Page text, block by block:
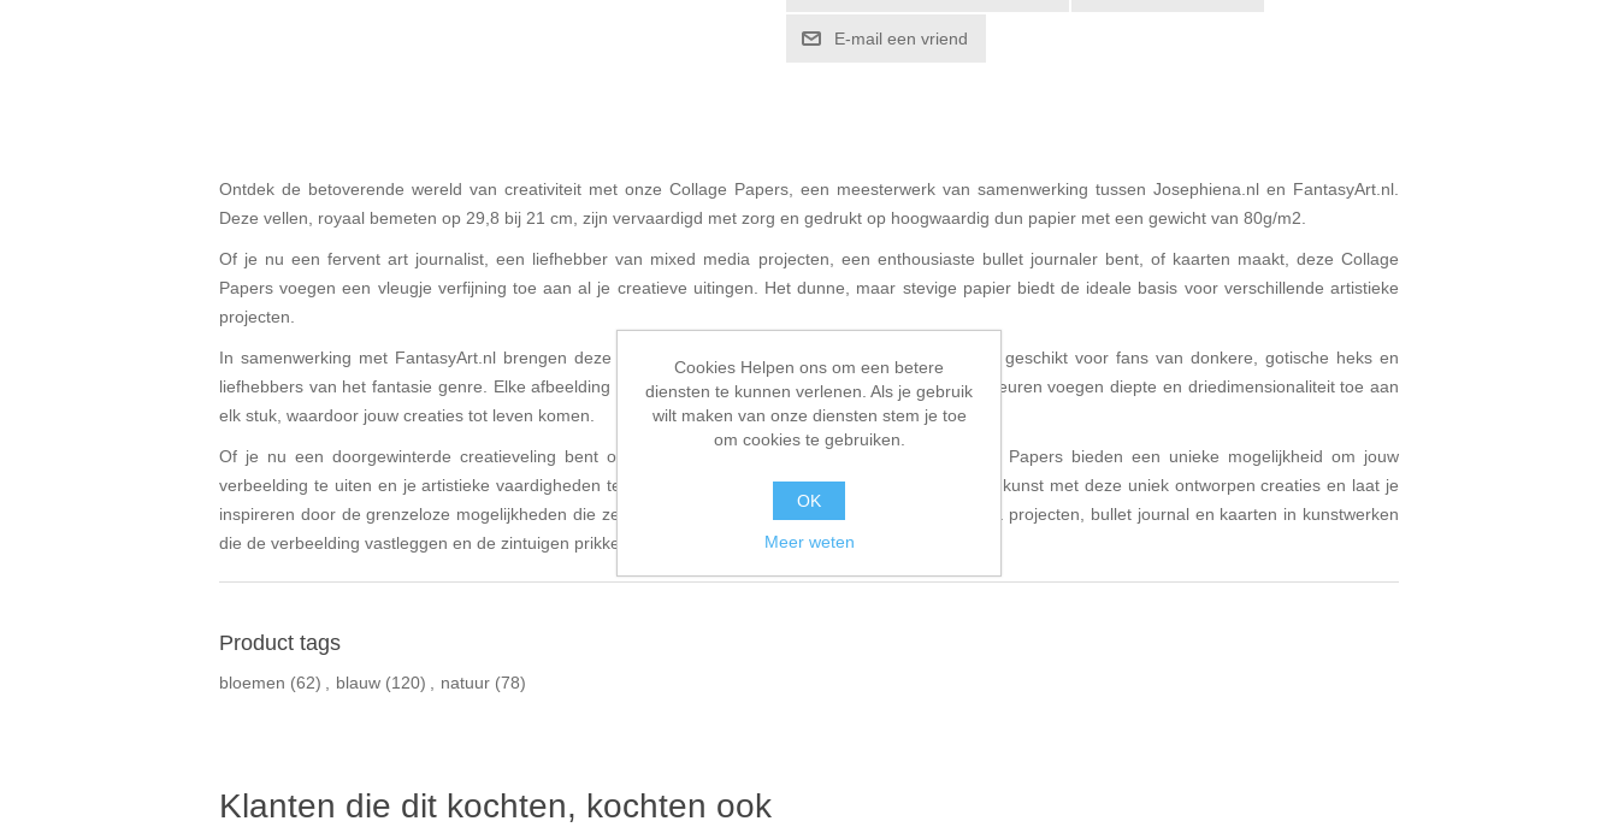
E-mail een vriend
Ontdek de betoverende wereld van creativiteit met onze Collage Papers, een meesterwerk van samenwerking tussen Josephiena.nl en FantasyArt.nl.
Deze vellen, royaal bemeten op 29,8 bij 21 cm, zijn vervaardigd met zorg en gedrukt op hoogwaardig dun papier met een gewicht van 80g/m2.
Of je nu een fervent art journalist, een liefhebber van mixed media projecten, een enthousiaste bullet journaler bent, of kaarten maakt, deze Collage
Papers voegen een vleugje verfijning toe aan al je creatieve uitingen. Het dunne, maar stevige papier biedt de ideale basis voor verschillende artistieke
projecten.
In samenwerking met FantasyArt.nl brengen deze vellen een wereld van fantasie tot leven, perfect geschikt voor fans van donkere, gotische heks en
liefhebbers van het fantasie genre. Elke afbeelding is zorgvuldig ontworpen. De krachtige volledige kleuren voegen diepte en driedimensionaliteit toe aan
elk stuk, waardoor jouw creaties tot leven komen.
Of je nu een doorgewinterde creatieveling bent of net begint aan je creatieve reis, onze Collage Papers bieden een unieke mogelijkheid om jouw
verbeelding te uiten en je artistieke vaardigheden te ontwikkelen. Voeg een vleugje magie toe aan je kunst met deze uniek ontworpen creaties en laat je
inspireren door de grenzeloze mogelijkheden die ze bieden. Transformeer je art journal, mixed media projecten, bullet journal en kaarten in kunstwerken
die de verbeelding vastleggen en de zintuigen prikkelen.
Product tags
bloemen (62) , blauw (120) , natuur (78)
Klanten die dit kochten, kochten ook
Cookies Helpen ons om een betere
diensten te kunnen verlenen. Als je gebruik
wilt maken van onze diensten stem je toe
om cookies te gebruiken.
OK
Meer weten